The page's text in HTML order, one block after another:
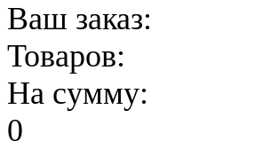
Ваш заказ:
Товаров:
На сумму:
0